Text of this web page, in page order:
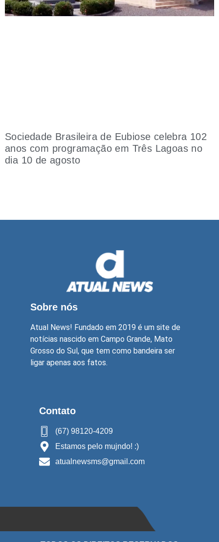
Sociedade Brasileira de Eubiose celebra 102
anos com programação em Três Lagoas no
dia 10 de agosto
Sobre nós
Atual News! Fundado em 2019 é um site de
notícias nascido em Campo Grande, Mato
Grosso do Sul, que tem como bandeira ser
ligar apenas aos fatos.
Contato
(67) 98120-4209
Estamos pelo mujndo! :)
atualnewsms@gmail.com